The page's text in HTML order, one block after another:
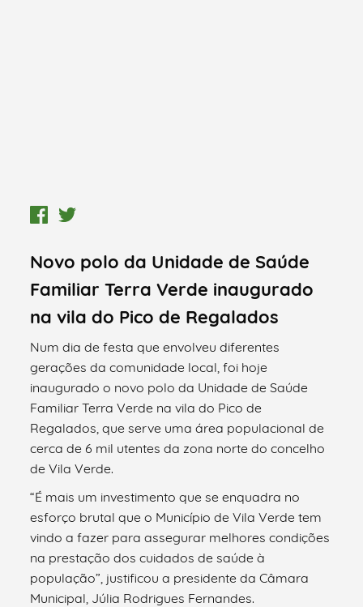
Novo polo da Unidade de Saúde
Familiar Terra Verde inaugurado
na vila do Pico de Regalados
Num dia de festa que envolveu diferentes
gerações da comunidade local, foi hoje
inaugurado o novo polo da Unidade de Saúde
Familiar Terra Verde na vila do Pico de
Regalados, que serve uma área populacional de
cerca de 6 mil utentes da zona norte do concelho
de Vila Verde.
“É mais um investimento que se enquadra no
esforço brutal que o Município de Vila Verde tem
vindo a fazer para assegurar melhores condições
na prestação dos cuidados de saúde à
população”, justificou a presidente da Câmara
Municipal, Júlia Rodrigues Fernandes.